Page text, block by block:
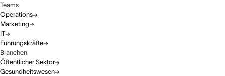
Teams
Operations
Marketing
IT
Führungskräfte
Branchen
Öffentlicher Sektor
Gesundheitswesen